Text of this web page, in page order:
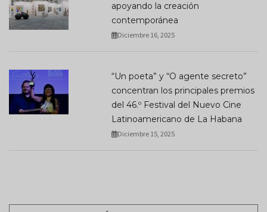
apoyando la creación
contemporánea
Diciembre 16, 2025
“Un poeta” y “O agente secreto”
concentran los principales premios
del 46.º Festival del Nuevo Cine
Latinoamericano de La Habana
Diciembre 15, 2025